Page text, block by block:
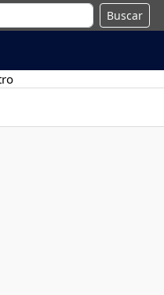
Buscar